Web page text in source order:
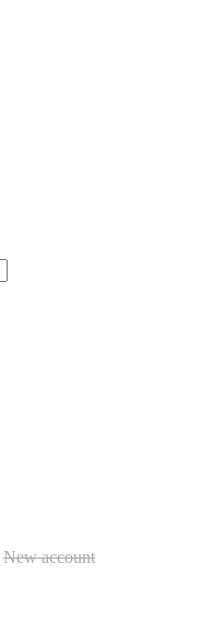
New account